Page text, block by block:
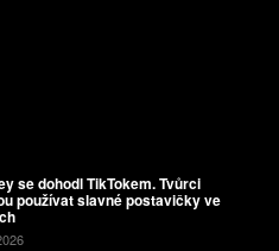
se dohodl TikTokem. Tvůrci
používat slavné postavičky ve